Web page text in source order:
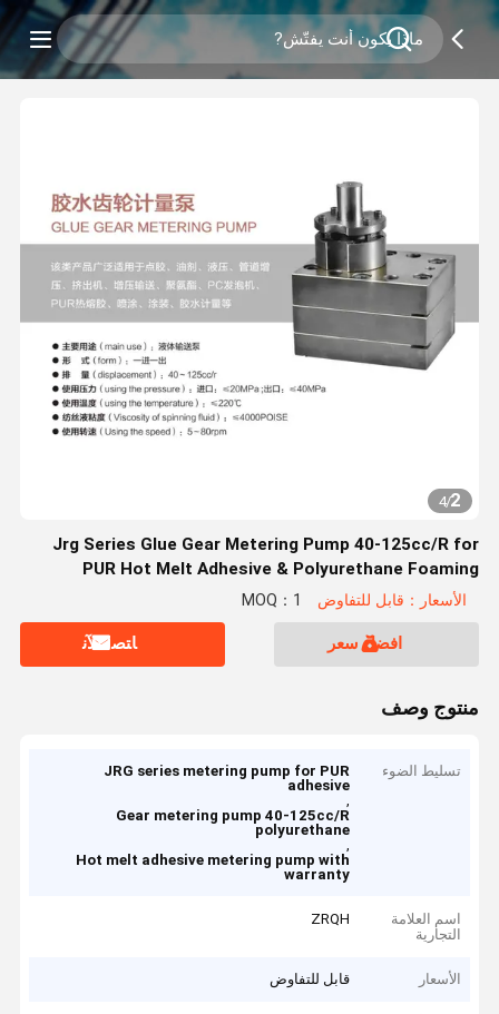
2
/
4
Jrg Series Glue Gear Metering Pump 40-125cc/R for
PUR Hot Melt Adhesive & Polyurethane Foaming
الأسعار：قابل للتفاوض MOQ：1
افضل سعر ﺎﺘﺼﻟ ﺍﻶﻧ
منتوج وصف
تسليط الضوء
JRG series metering pump for PUR
adhesive
,
Gear metering pump 40-125cc/R
polyurethane
,
Hot melt adhesive metering pump with
warranty
اسم العلامة
التجارية
ZRQH
الأسعار قابل للتفاوض